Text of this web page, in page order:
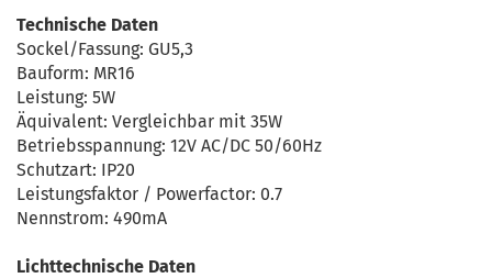
Technische Daten
Sockel/Fassung: GU5,3
Bauform: MR16
Leistung: 5W
Äquivalent: Vergleichbar mit 35W
Betriebsspannung: 12V AC/DC 50/60Hz
Schutzart: IP20
Leistungsfaktor / Powerfactor: 0.7
Nennstrom: 490mA
Lichttechnische Daten